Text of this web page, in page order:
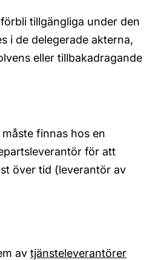
tillgängliga under den
i de delegerade akterna,
eller tillbakadragande
måste finnas hos en
för att
över tid (leverantör av
av tjänsteleverantörer